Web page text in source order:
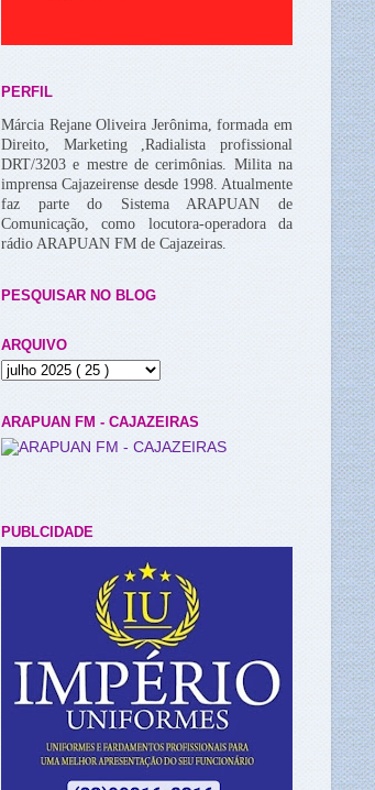
PERFIL
Márcia Rejane Oliveira Jerônima, formada em
Direito, Marketing ,Radialista profissional
DRT/3203 e mestre de cerimônias. Milita na
imprensa Cajazeirense desde 1998. Atualmente
faz parte do Sistema ARAPUAN de
Comunicação, como locutora-operadora da
rádio ARAPUAN FM de Cajazeiras.
PESQUISAR NO BLOG
ARQUIVO
ARAPUAN FM - CAJAZEIRAS
PUBLCIDADE